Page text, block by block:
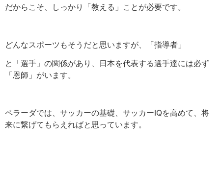
だからこそ、しっかり「教える」ことが必要です。
どんなスポーツもそうだと思いますが、「指導者」
と「選手」の関係があり、日本を代表する選手達には必ず
「恩師」がいます。
ペラーダでは、サッカーの基礎、サッカーIQを高めて、将
来に繋げてもらえればと思っています。